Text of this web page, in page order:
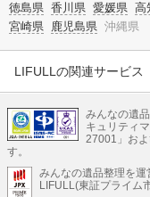
徳島県 香川県 愛媛県 高
宮崎県 鹿児島県 沖縄県
LIFULLの関連サービス
不動産・住宅
引越し 老
不動産クラウドファンデ
LIFULL HOME'Sのサー
みんなの遺
キュリティ
27001」お
す。
みんなの遺品整理を
LIFULL(東証プライム